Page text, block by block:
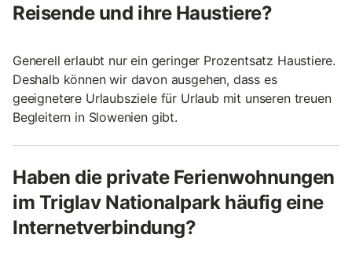
Reisende und ihre Haustiere?
Generell erlaubt nur ein geringer Prozentsatz Haustiere.
Deshalb können wir davon ausgehen, dass es
geeignetere Urlaubsziele für Urlaub mit unseren treuen
Begleitern in Slowenien gibt.
Haben die private Ferienwohnungen
im Triglav Nationalpark häufig eine
Internetverbindung?